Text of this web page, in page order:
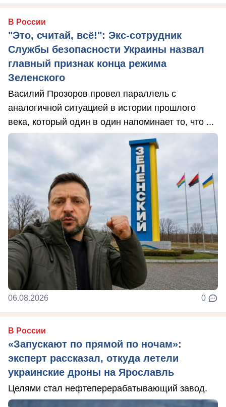
В России
"Это, считай, всё!": Экс-сотрудник
Службы безопасности Украины назвал
главный признак конца режима
Зеленского
Василий Прозоров провел параллель с
аналогичной ситуацией в истории прошлого
века, который один в один напоминает то, что ...
06.08.2026 0
В России
«Запускают по прямой по ночам»:
эксперт рассказал, откуда летели
украинские дроны на Ярославль
Целями стал нефтеперерабатывающий завод.